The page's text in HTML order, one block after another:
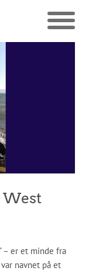
West
– er et minde fra
navnet på et